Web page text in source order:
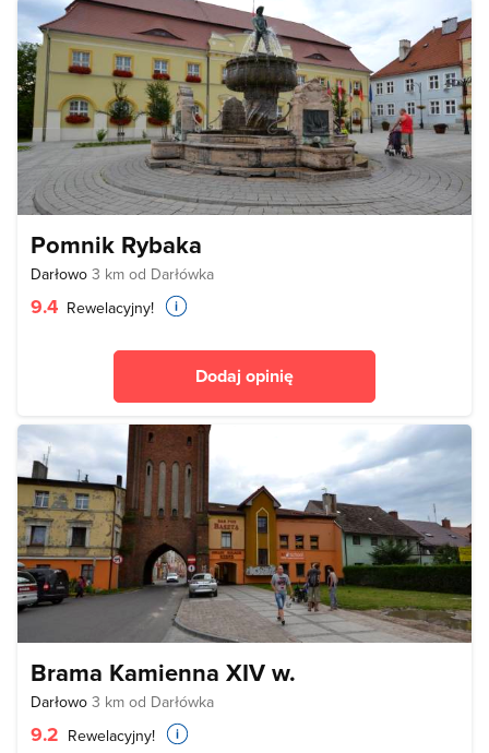
Pomnik Rybaka
Darłowo 3 km od Darłówka
9.4 Rewelacyjny!
Dodaj opinię
Brama Kamienna XIV w.
Darłowo 3 km od Darłówka
9.2 Rewelacyjny!